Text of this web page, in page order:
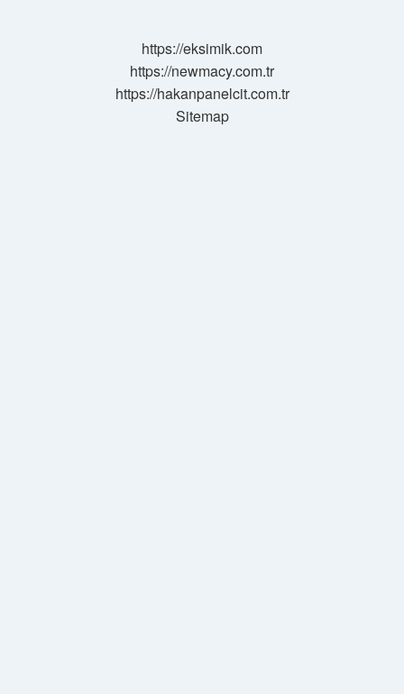
https://eksimik.com
https://newmacy.com.tr
https://hakanpanelcit.com.tr
Sitemap